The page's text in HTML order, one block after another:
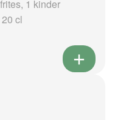
1 kinder
cl